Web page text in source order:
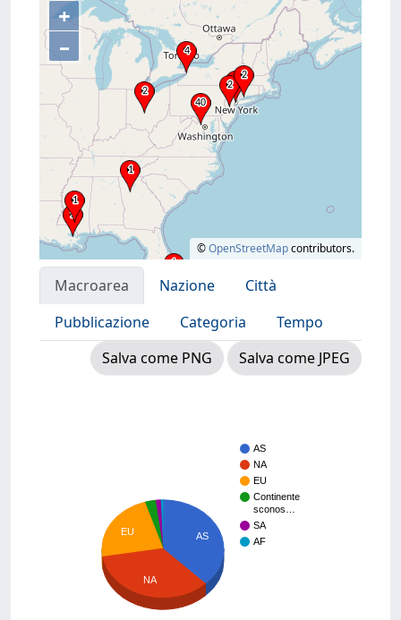
+
–
©OpenStreetMapcontributors.
Macroarea Nazione
Città
Pubblicazione
Categoria
Tempo
Salva come PNG
Salva come JPEG
AS
NA
EU
Continente
sconos…
SA
AF
AS
EU
NA